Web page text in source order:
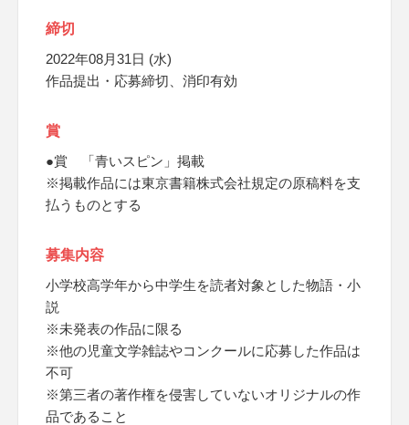
締切
2022年08月31日 (水)
作品提出・応募締切、消印有効
賞
●賞 「青いスピン」掲載
※掲載作品には東京書籍株式会社規定の原稿料を支
払うものとする
募集内容
小学校高学年から中学生を読者対象とした物語・小
説
※未発表の作品に限る
※他の児童文学雑誌やコンクールに応募した作品は
不可
※第三者の著作権を侵害していないオリジナルの作
品であること